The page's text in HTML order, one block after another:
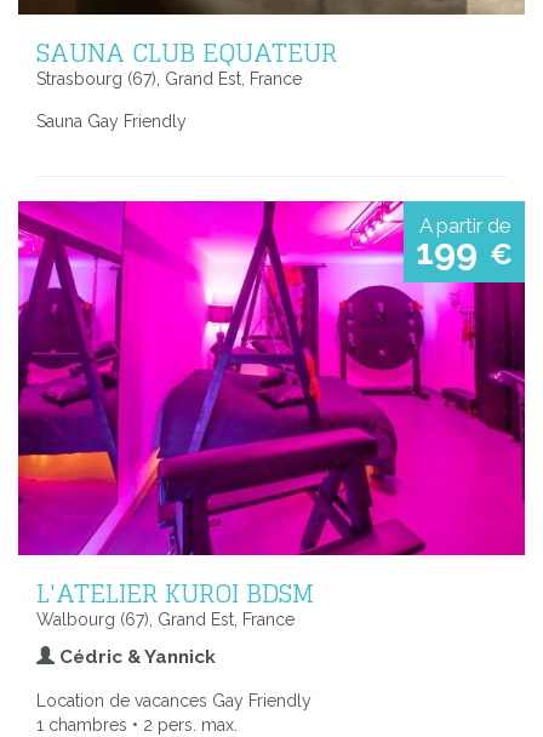
SAUNA CLUB EQUATEUR
Strasbourg (67), Grand Est, France
Sauna Gay Friendly
A partir de
199 €
L'ATELIER KUROI BDSM
Walbourg (67), Grand Est, France
Cédric & Yannick
Location de vacances Gay Friendly
1 chambres • 2 pers. max.